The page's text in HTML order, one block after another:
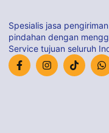
Spesialis jasa
pindahan dengan
Service tujuan seluruh